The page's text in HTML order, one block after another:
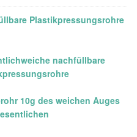
Plastikpressungsrohre
nachfüllbare
10g des weichen Auges